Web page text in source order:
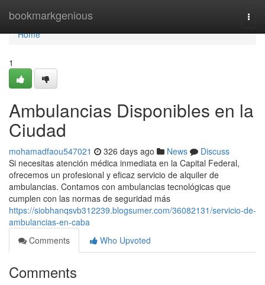
bookmarkgenious
Home
Home
1
Ambulancias Disponibles en la
Ciudad
mohamadfaou547021 326 days ago News
Discuss
Si necesitas atención médica inmediata en la Capital Federal,
ofrecemos un profesional y eficaz servicio de alquiler de
ambulancias. Contamos con ambulancias tecnológicas que
cumplen con las normas de seguridad más
https://siobhanqsvb312239.blogsumer.com/36082131/servicio-de-
ambulancias-en-caba
Comments
Who Upvoted
Comments